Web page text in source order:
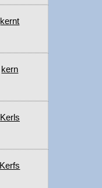
kernt
kern
Kerls
Kerfs